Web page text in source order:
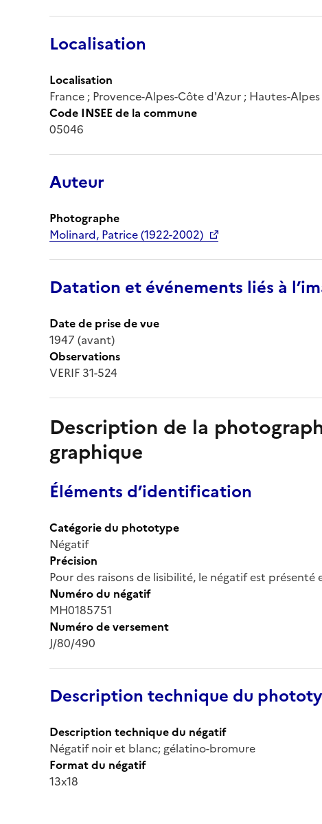
Localisation
Localisation
France ; Provence-Alpes-Côte d'Azur ; Hautes-
Code INSEE de la commune
05046
Auteur
Photographe
Molinard, Patrice (1922-2002)
Datation et événements liés à
Date de prise de vue
1947 (avant)
Observations
VERIF 31-524
Description de la
graphique
Éléments d’identification
Catégorie du phototype
Négatif
Précision
Pour des raisons de lisibilité, le négatif est
Numéro du négatif
MH0185751
Numéro de versement
J/80/490
Description technique du
Description technique du négatif
Négatif noir et blanc; gélatino-bromure
Format du négatif
13x18